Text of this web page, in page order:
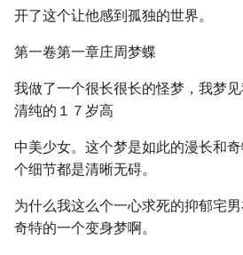
开了这个让他感到孤独的世界。
第一卷第一章庄周梦蝶
我做了一个很长很长的怪梦，我梦
清纯的１７岁高
中美少女。这个梦是如此的漫长和
个细节都是清晰无碍。
为什么我这么个一心求死的抑郁宅
奇特的一个变身梦啊。